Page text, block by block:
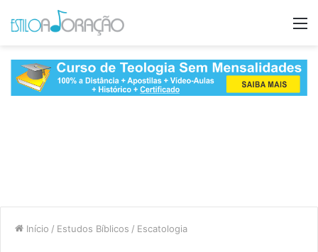
Início / Estudos Bíblicos / Escatologia